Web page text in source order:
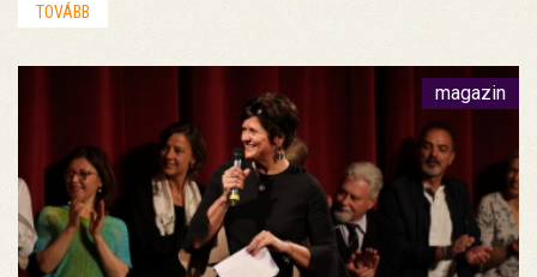
TOVÁBB
magazin